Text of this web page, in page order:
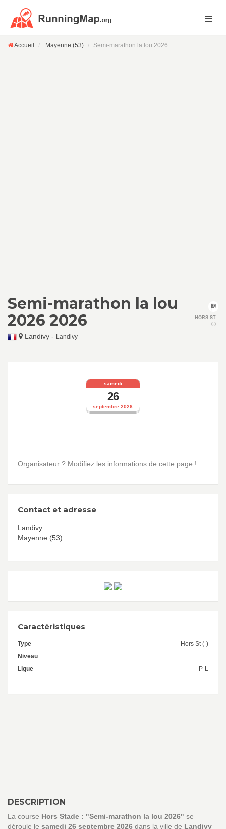
Accueil Mayenne (53) Semi-marathon la lou 2026
Semi-marathon la lou
2026 2026
Landivy - Landivy
HORS ST
(-)
septembre 2026
samedi
26
Organisateur ? Modifiez les informations de cette page !
Contact et adresse
Landivy
Mayenne (53)
Caractéristiques
Type
Hors St (-)
Niveau
Ligue
P-L
DESCRIPTION
La course Hors Stade : "Semi-marathon la lou 2026" se
déroule le samedi 26 septembre 2026 dans la ville de Landivy